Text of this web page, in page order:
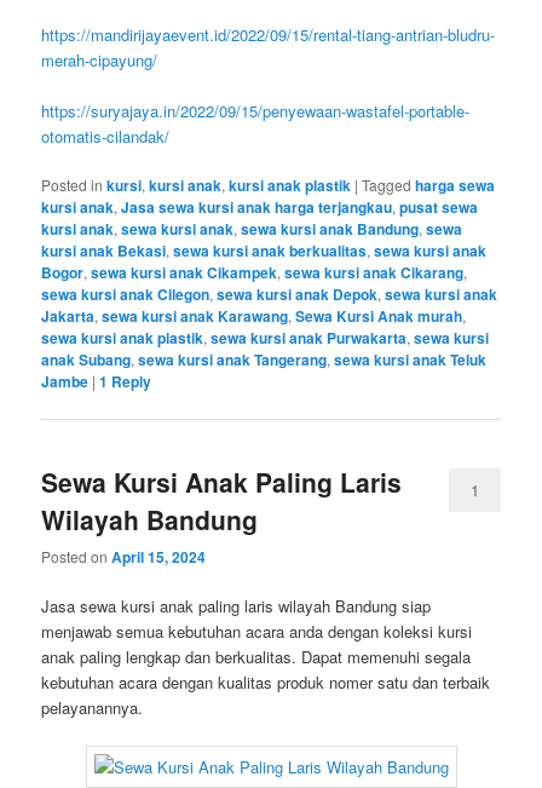
https://mandirijayaevent.id/2022/09/15/rental-tiang-antrian-bludru-
merah-cipayung/
https://suryajaya.in/2022/09/15/penyewaan-wastafel-portable-
otomatis-cilandak/
Posted in kursi,kursi anak,kursi anak plastik |Tagged harga sewa
kursi anak,Jasa sewa kursi anak harga terjangkau,pusat sewa
kursi anak,sewa kursi anak,sewa kursi anak Bandung,sewa
kursi anak Bekasi,sewa kursi anak berkualitas,sewa kursi anak
Bogor,sewa kursi anak Cikampek,sewa kursi anak Cikarang,
sewa kursi anak Cilegon,sewa kursi anak Depok,sewa kursi anak
Jakarta,sewa kursi anak Karawang,Sewa Kursi Anak murah,
sewa kursi anak plastik,sewa kursi anak Purwakarta,sewa kursi
anak Subang,sewa kursi anak Tangerang,sewa kursi anak Teluk
Jambe |1 Reply
Sewa Kursi Anak Paling Laris
Wilayah Bandung
Posted onApril 15, 2024
1
Jasa sewa kursi anak paling laris wilayah Bandung siap
menjawab semua kebutuhan acara anda dengan koleksi kursi
anak paling lengkap dan berkualitas. Dapat memenuhi segala
kebutuhan acara dengan kualitas produk nomer satu dan terbaik
pelayanannya.